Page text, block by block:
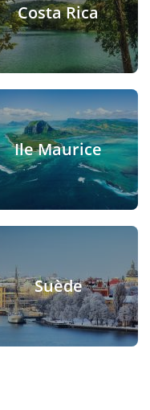
Costa Rica
Ile Maurice
Suède